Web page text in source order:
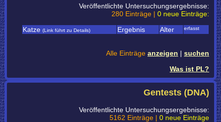
Veröffentlichte Untersuchungsergebnisse:
280 Einträge | 0 neue Einträge:
Katze (Link führt zu Details) Ergebnis Alter erfasst
Alle Einträge anzeigen | suchen
Was ist PL?
Gentests (DNA)
Veröffentlichte Untersuchungsergebnisse:
5162 Einträge | 0 neue Einträge